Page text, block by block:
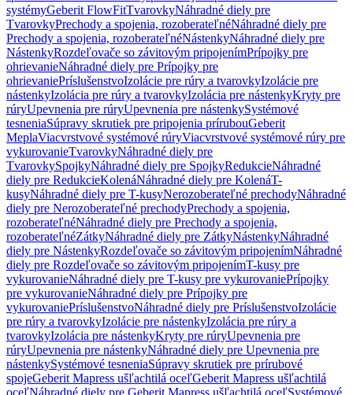
systémyGeberit FlowFitTvarovkyNáhradné diely pre
TvarovkyPrechody a spojenia, rozoberateľnéNáhradné diely pre
Prechody a spojenia, rozoberateľnéNástenkyNáhradné diely pre
NástenkyRozdeľovače so závitovým pripojenímPrípojky pre
ohrievanieNáhradné diely pre Prípojky pre
ohrievaniePríslušenstvoIzolácie pre rúry a tvarovkyIzolácie pre
nástenkyIzolácia pre rúry a tvarovkyIzolácia pre nástenkyKryty pre
rúryUpevnenia pre rúryUpevnenia pre nástenkySystémové
tesneniaSúpravy skrutiek pre pripojenia prírubouGeberit
MeplaViacvrstvové systémové rúryViacvrstvové systémové rúry pre
vykurovanieTvarovkyNáhradné diely pre
TvarovkySpojkyNáhradné diely pre SpojkyRedukcieNáhradné
diely pre RedukcieKolenáNáhradné diely pre KolenáT-
kusyNáhradné diely pre T-kusyNerozoberateľné prechodyNáhradné
diely pre Nerozoberateľné prechodyPrechody a spojenia,
rozoberateľnéNáhradné diely pre Prechody a spojenia,
rozoberateľnéZátkyNáhradné diely pre ZátkyNástenkyNáhradné
diely pre NástenkyRozdeľovače so závitovým pripojenímNáhradné
diely pre Rozdeľovače so závitovým pripojenímT-kusy pre
vykurovanieNáhradné diely pre T-kusy pre vykurovaniePrípojky
pre vykurovanieNáhradné diely pre Prípojky pre
vykurovaniePríslušenstvoNáhradné diely pre PríslušenstvoIzolácie
pre rúry a tvarovkyIzolácie pre nástenkyIzolácia pre rúry a
tvarovkyIzolácia pre nástenkyKryty pre rúryUpevnenia pre
rúryUpevnenia pre nástenkyNáhradné diely pre Upevnenia pre
nástenkySystémové tesneniaSúpravy skrutiek pre prírubové
spojeGeberit Mapress ušľachtilá oceľGeberit Mapress ušľachtilá
oceľNáhradné diely pre Geberit Mapress ušľachtilá oceľSystémové